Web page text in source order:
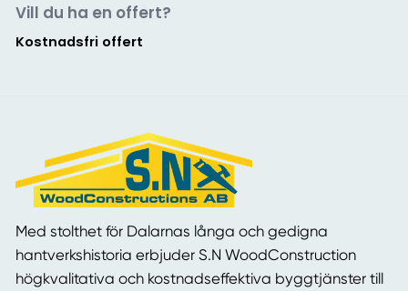
Vill du ha en offert?
Kostnadsfri offert
Med stolthet för Dalarnas långa och gedigna
hantverkshistoria erbjuder S.N WoodConstruction
högkvalitativa och kostnadseffektiva byggtjänster till